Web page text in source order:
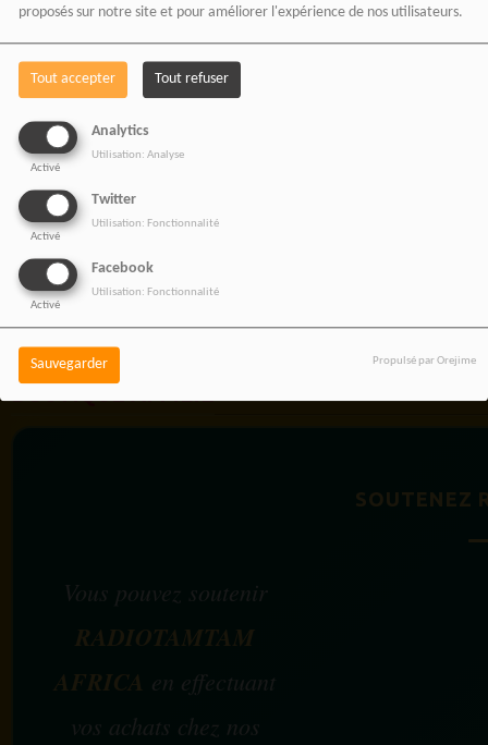
proposés sur notre site et pour améliorer l'expérience de nos utilisateurs.
Tout accepter Tout refuser
Analytics
Activé
Utilisation: Analyse
Twitter
Activé
Utilisation: Fonctionnalité
Facebook
Activé
Utilisation: Fonctionnalité
Sauvegarder Propulsé par Orejime
RADIOTAMTAM
AFRICA — LA PAROLE
EST UNE FORCE
SOUTENEZ
Vous pouvez soutenir
RADIOTAMTAM
AFRICA en effectuant
vos achats chez nos